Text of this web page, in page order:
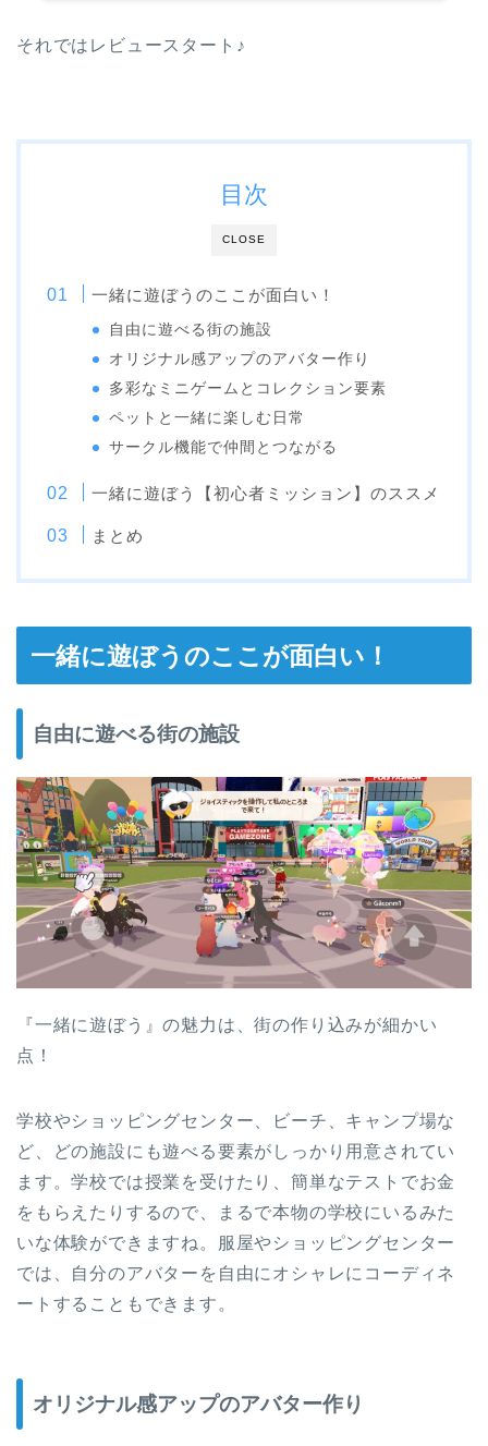
それではレビュースタート♪
CLOSE
目次
一緒に遊ぼうのここが面白い！
自由に遊べる街の施設
オリジナル感アップのアバター作り
多彩なミニゲームとコレクション要素
ペットと一緒に楽しむ日常
サークル機能で仲間とつながる
一緒に遊ぼう【初心者ミッション】のススメ
まとめ
一緒に遊ぼうのここが面白い！
自由に遊べる街の施設
『一緒に遊ぼう』の魅力は、街の作り込みが細かい
点！
学校やショッピングセンター、ビーチ、キャンプ場な
ど、どの施設にも遊べる要素がしっかり用意されてい
ます。学校では授業を受けたり、簡単なテストでお金
をもらえたりするので、まるで本物の学校にいるみた
いな体験ができますね。服屋やショッピングセンター
では、自分のアバターを自由にオシャレにコーディネ
ートすることもできます。
オリジナル感アップのアバター作り